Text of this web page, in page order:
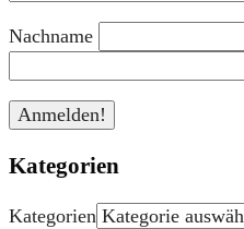
Nachname
Kategorien
Kategorien